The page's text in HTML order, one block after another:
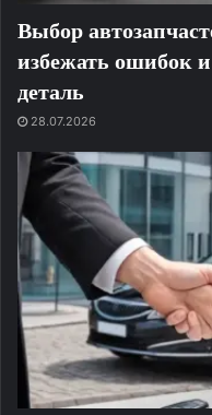
Выбор
избежать ошибок
деталь
28.07.2026